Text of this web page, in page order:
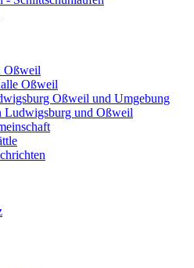
Oßweil
Oßweil
Oßweil und Umgebung
Ludwigsburg und Oßweil